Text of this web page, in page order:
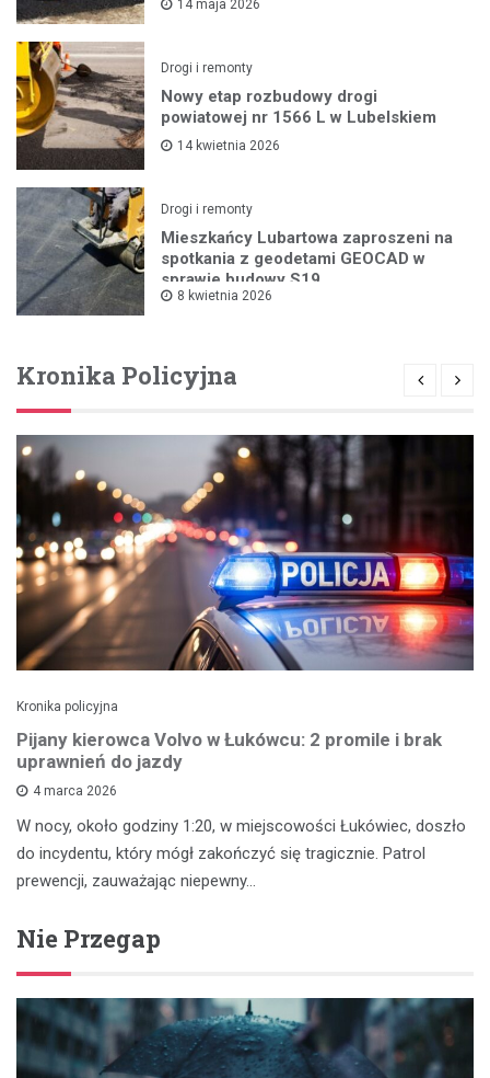
14 maja 2026
Drogi i remonty
Nowy etap rozbudowy drogi
powiatowej nr 1566 L w Lubelskiem
14 kwietnia 2026
Drogi i remonty
Mieszkańcy Lubartowa zaproszeni na
spotkania z geodetami GEOCAD w
sprawie budowy S19
8 kwietnia 2026
Kronika Policyjna
Kronika policyjna
Pijany kierowca Volvo w Łukówcu: 2 promile i brak
uprawnień do jazdy
4 marca 2026
W nocy, około godziny 1:20, w miejscowości Łukówiec, doszło
do incydentu, który mógł zakończyć się tragicznie. Patrol
prewencji, zauważając niepewny…
Nie Przegap